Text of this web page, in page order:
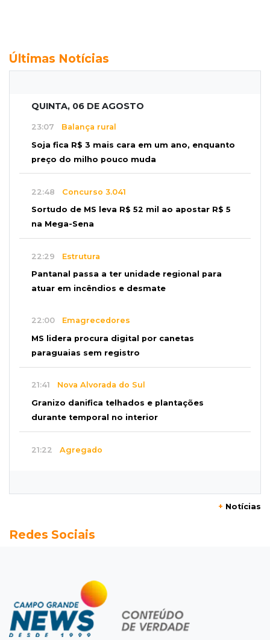
Últimas Notícias
QUINTA, 06 DE AGOSTO
23:07 Balança rural
Soja fica R$ 3 mais cara em um ano, enquanto
preço do milho pouco muda
22:48 Concurso 3.041
Sortudo de MS leva R$ 52 mil ao apostar R$ 5
na Mega-Sena
22:29 Estrutura
Pantanal passa a ter unidade regional para
atuar em incêndios e desmate
22:00 Emagrecedores
MS lidera procura digital por canetas
paraguaias sem registro
21:41 Nova Alvorada do Sul
Granizo danifica telhados e plantações
durante temporal no interior
21:22 Agregado
Vitória goleia Athletico-PR por 4 a 0 e avança
94º caso
Foragido por roubo morre baleado em
confronto com policiais militares
+ Notícias
Redes Sociais